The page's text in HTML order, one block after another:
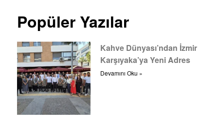
Popüler Yazılar
Kahve Dünyası’ndan İzmir
Karşıyaka’ya Yeni Adres
Devamını Oku »